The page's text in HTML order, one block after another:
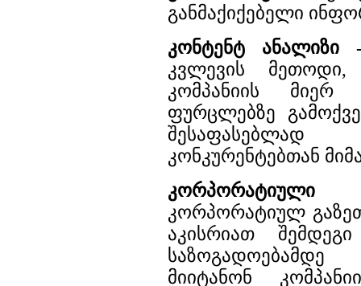
განმაქიქებელი
კონტენტ ანალიზი
კვლევის
კომპანიის მიერ
ფურცლებზე
კონკურენტებთან
კორპორატიული
კორპორატიულ
აკისრიათ
მიიტანონ